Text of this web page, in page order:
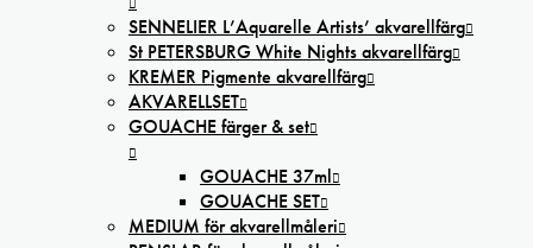
SENNELIER L’Aquarelle Artists’ akvarellfärg
St PETERSBURG White Nights akvarellfärg
KREMER Pigmente akvarellfärg
AKVARELLSET
GOUACHE färger & set
GOUACHE 37ml
GOUACHE SET
MEDIUM för akvarellmåleri